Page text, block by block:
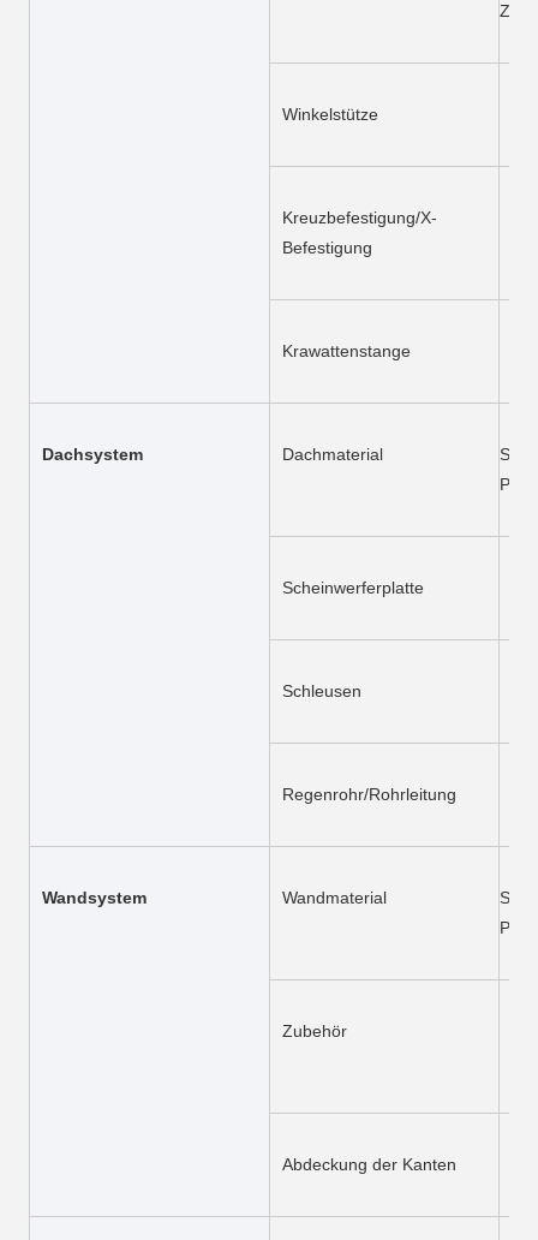
Winkelstütze
Kreuzbefestigung/X-
Befestigung
Krawattenstange
Dachsystem Dachmaterial
PU/
Scheinwerferplatte
Schleusen
Regenrohr/Rohrleitung
Wandsystem Wandmaterial
PU/
Zubehör
Abdeckung der Kanten